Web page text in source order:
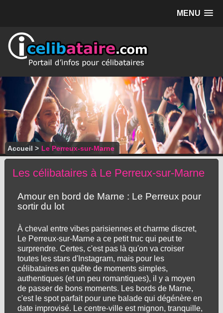
MENU
Accueil > Le Perreux-sur-Marne
Les célibataires à Le Perreux-sur-Marne
Amour en bord de Marne : Le Perreux pour
sortir du lot
À cheval entre vibes parisiennes et charme discret,
Le Perreux-sur-Marne a ce petit truc qui peut te
surprendre. Certes, c'est pas là qu'on va croiser
toutes les stars d'Instagram, mais pour les
célibataires en quête de moments simples,
authentiques (et un peu romantiques), il y a moyen
de passer de bons moments. Les bords de Marne,
c'est le spot parfait pour une balade qui dégénère en
date improvisé. Le centre-ville est mignon, tranquille,